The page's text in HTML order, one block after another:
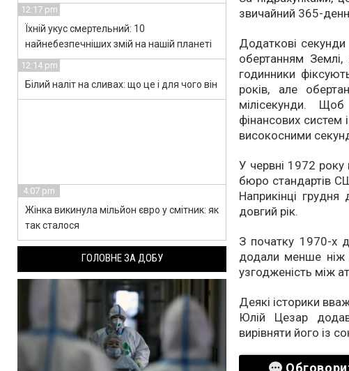
звичайний 365-
Додаткові
обертанням
годинники
років, але
мілісекунди.
фінансових систем
високосними
У червні 1972 року
бюро стандартів
Наприкінці
довгий рік.
З початку 1970-х
додали менше ніж
узгодженість між
Деякі історики
Юлій Цезар
вирівняти його із
12:17 pm
Їхній укус смертельний: 10
найнебезпечніших змій на нашій планеті
12:14 pm
Білий наліт на сливах: що це і для чого він
4:07 pm
Жінка викинула мільйон євро у смітник: як
так сталося
ГОЛОВНЕ ЗА ДОБУ